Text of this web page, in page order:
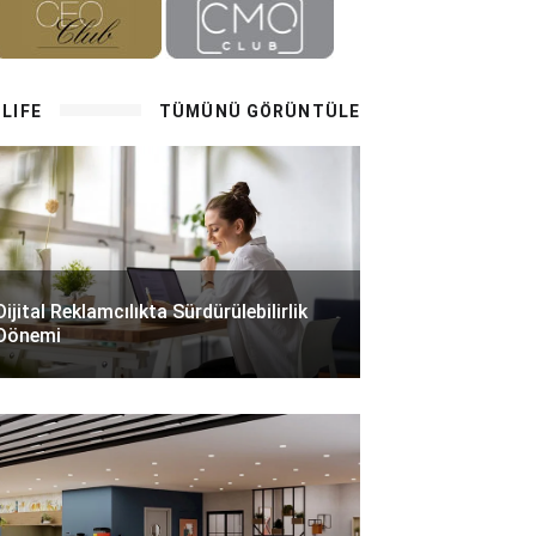
TÜMÜNÜ GÖRÜNTÜLE
Reklamcılıkta Sürdürülebilirlik